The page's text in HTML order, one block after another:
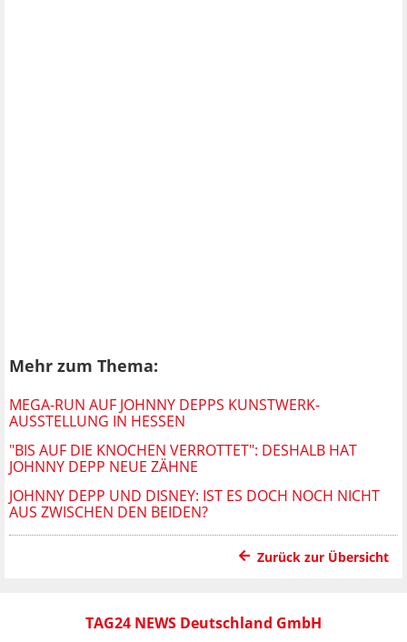
Mehr zum Thema:
MEGA-RUN AUF JOHNNY DEPPS KUNSTWERK-
AUSSTELLUNG IN HESSEN
"BIS AUF DIE KNOCHEN VERROTTET": DESHALB HAT
JOHNNY DEPP NEUE ZÄHNE
JOHNNY DEPP UND DISNEY: IST ES DOCH NOCH NICHT
AUS ZWISCHEN DEN BEIDEN?
Zurück zur Übersicht
TAG24 NEWS Deutschland GmbH